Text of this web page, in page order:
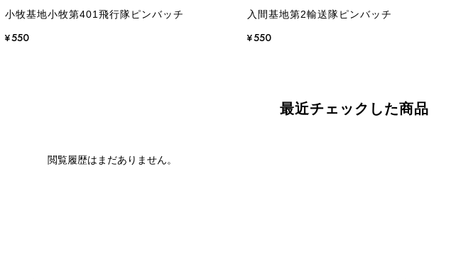
小牧基地小牧第401飛行隊ピンバッチ
¥550
入間基地第2輸送隊ピンバッチ
¥550
最近チェックした商品
閲覧履歴はまだありません。